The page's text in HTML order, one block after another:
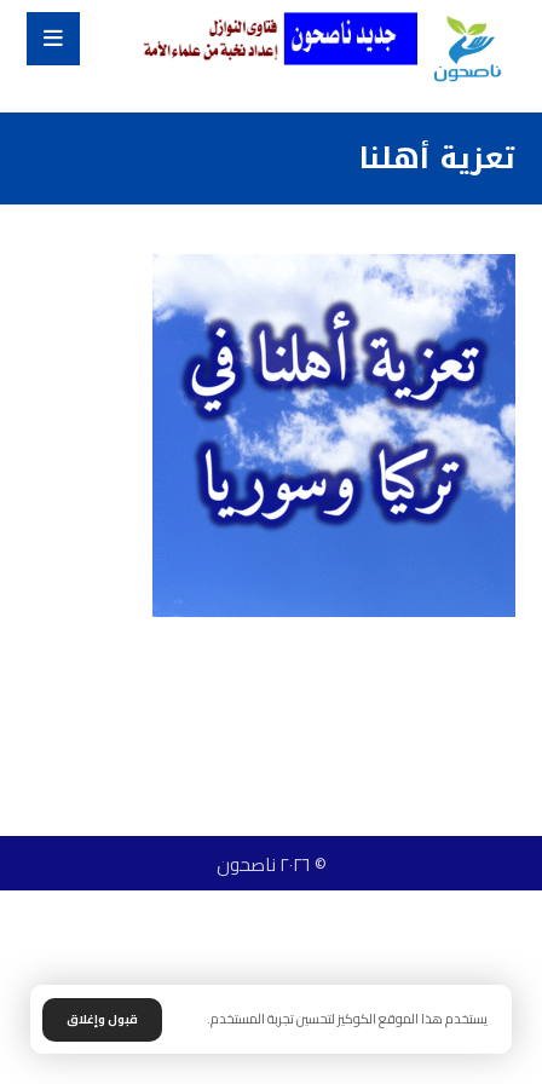
تعزية أهلنا
© ٢٠٢٦ ناصحون
يستخدم هذا الموقع الكوكيز لتحسين تجربة المستخدم. قبول وإغلاق